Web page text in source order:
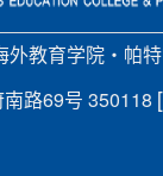
教育学院・帕
路69号 350118